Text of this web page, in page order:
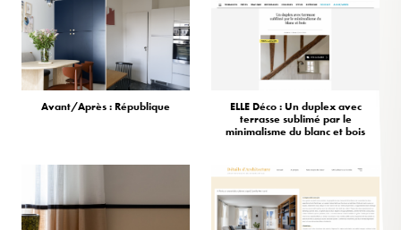
Avant/Après : République
ELLE Déco : Un duplex avec
terrasse sublimé par le
minimalisme du blanc et bois